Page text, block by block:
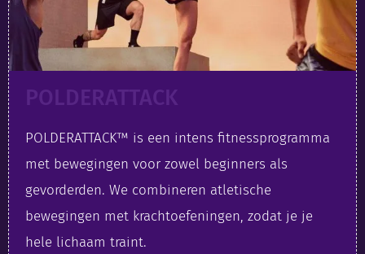
POLDERATTACK
POLDERATTACK™ is een intens fitnessprogramma
met bewegingen voor zowel beginners als
gevorderden. We combineren atletische
bewegingen met krachtoefeningen, zodat je je
hele lichaam traint.